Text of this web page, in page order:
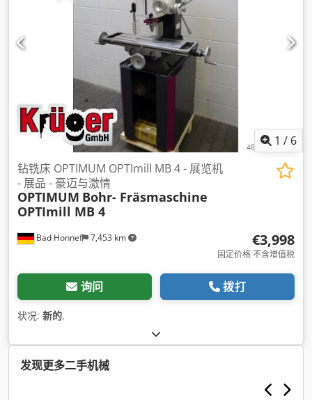
1 / 6
Bad Honnef 7,453 km
钻铣床 OPTIMUM OPTImill MB 4 - 展览机
- 展品 - 豪迈与激情
OPTIMUM Bohr- Fräsmaschine
OPTImill MB 4
€3,998
固定价格 不含增值税
询问 拨打
状况: 新的,
发现更多二手机械